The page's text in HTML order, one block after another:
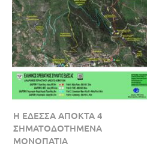
Η ΕΔΕΣΣΑ ΑΠΟΚΤΑ 4
ΣΗΜΑΤΟΔΟΤΗΜΕΝΑ
MONOΠATIA